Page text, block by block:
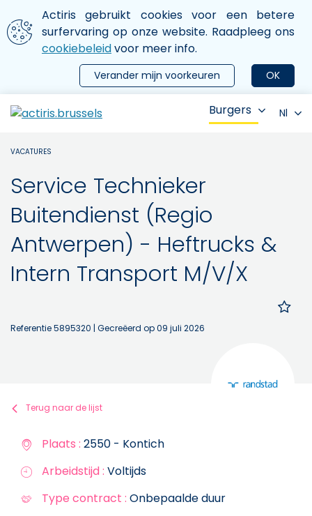
Aller au contenu principal
We gebruiken cookies
Actiris gebruikt cookies voor een betere
surfervaring op onze website. Raadpleeg ons
cookiebeleidvoor meer info.
OK
Verander mijn voorkeuren
le menu
Burgers Nl
VACATURES
Service Technieker
Buitendienst (Regio
Antwerpen) - Heftrucks &
Intern Transport M/V/X
Referentie 5895320 | Gecreëerd op 09 juli 2026
Terug naar de lijst
Plaats : 2550 - Kontich
Arbeidstijd : Voltijds
Type contract : Onbepaalde duur